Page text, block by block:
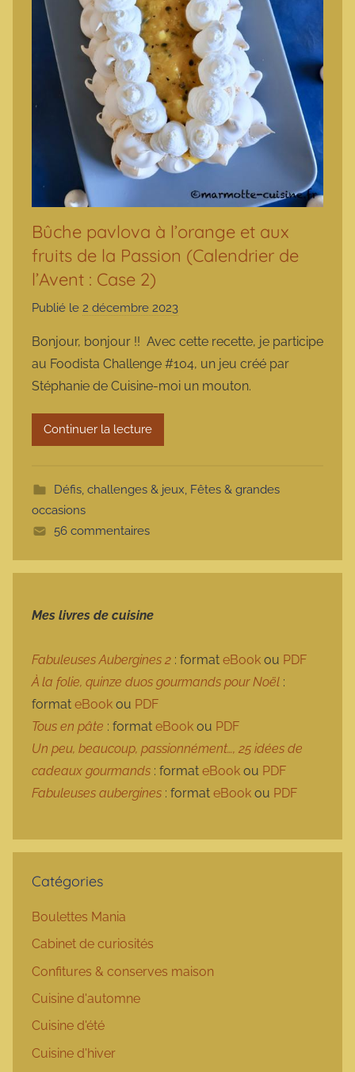
Bûche pavlova à l’orange et aux
fruits de la Passion (Calendrier de
l’Avent : Case 2)
Publié le 2 décembre 2023
r
m
a
t
Bonjour, bonjour !! Avec cette recette, je participe
au Foodista Challenge #104, un jeu créé par
Stéphanie de Cuisine-moi un mouton.
Continuer la lecture
Défis, challenges & jeux, Fêtes & grandes
occasions
56 commentaires
Mes livres de cuisine
Fabuleuses Aubergines 2 : format eBook ou PDF
À la folie, quinze duos gourmands pour Noël :
format eBook ou PDF
Tous en pâte : format eBook ou PDF
Un peu, beaucoup, passionnément…, 25 idées de
cadeaux gourmands : format eBook ou PDF
Fabuleuses aubergines : format eBook ou PDF
Catégories
Boulettes Mania
Cabinet de curiosités
Confitures & conserves maison
Cuisine d'automne
Cuisine d'été
Cuisine d'hiver